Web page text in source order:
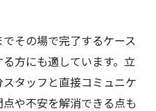
その場で完了するケース
方にも適しています。立
タッフと直接コミュニケ
や不安を解消できる点も